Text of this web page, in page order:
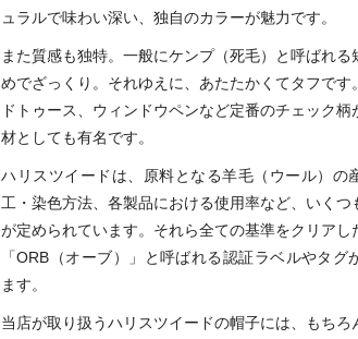
ュラルで味わい深い、独自のカラーが魅力です。
また質感も独特。一般にケンプ（死毛）と呼ばれ
めでざっくり。それゆえに、あたたかくてタフで
ドトゥース、ウィンドウペンなど定番のチェック
材としても有名です。
ハリスツイードは、原料となる羊毛（ウール）の
工・染色方法、各製品における使用率など、いくつ
が定められています。それら全ての基準をクリアし
「ORB（オーブ）」と呼ばれる認証ラベルやタグ
ます。
当店が取り扱うハリスツイードの帽子には、もちろ